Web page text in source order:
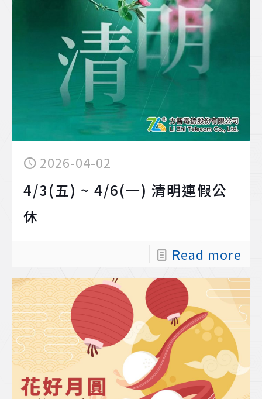
2026-04-02
4/3(五) ~ 4/6(一) 清明連假公
休
Read more